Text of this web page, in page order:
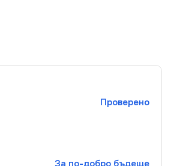
Проверено
За по-добро бъдеще